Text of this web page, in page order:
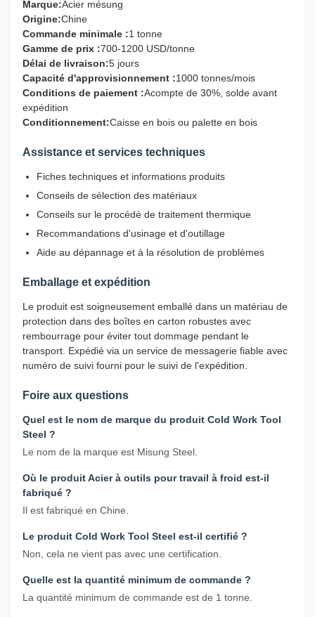
Marque:Acier mésung
Origine:Chine
Commande minimale :1 tonne
Gamme de prix :700-1200 USD/tonne
Délai de livraison:5 jours
Capacité d'approvisionnement :1000 tonnes/mois
Conditions de paiement :Acompte de 30%, solde avant
expédition
Conditionnement:Caisse en bois ou palette en bois
Assistance et services techniques
Fiches techniques et informations produits
Conseils de sélection des matériaux
Conseils sur le procédé de traitement thermique
Recommandations d'usinage et d'outillage
Aide au dépannage et à la résolution de problèmes
Emballage et expédition
Le produit est soigneusement emballé dans un matériau de
protection dans des boîtes en carton robustes avec
rembourrage pour éviter tout dommage pendant le
transport. Expédié via un service de messagerie fiable avec
numéro de suivi fourni pour le suivi de l'expédition.
Foire aux questions
Quel est le nom de marque du produit Cold Work Tool
Steel ?
Le nom de la marque est Misung Steel.
Où le produit Acier à outils pour travail à froid est-il
fabriqué ?
Il est fabriqué en Chine.
Le produit Cold Work Tool Steel est-il certifié ?
Non, cela ne vient pas avec une certification.
Quelle est la quantité minimum de commande ?
La quantité minimum de commande est de 1 tonne.